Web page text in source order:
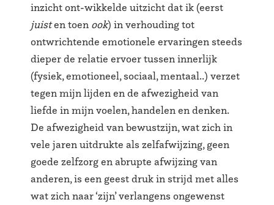
inzicht ont-wikkelde uitzicht dat ik (eerst
juisten toen ook) in verhouding tot
ontwrichtende emotionele ervaringen steeds
dieper de relatie ervoer tussen innerlijk
(fysiek, emotioneel, sociaal, mentaal..) verzet
tegen mijn lijden en de afwezigheid van
liefde in mijn voelen, handelen en denken.
De afwezigheid van bewustzijn, wat zich in
vele jaren uitdrukte als zelfafwijzing, geen
goede zelfzorg en abrupte afwijzing van
anderen, is een geest druk in strijd met alles
wat zich naar ‘zijn’ verlangens ongewenst